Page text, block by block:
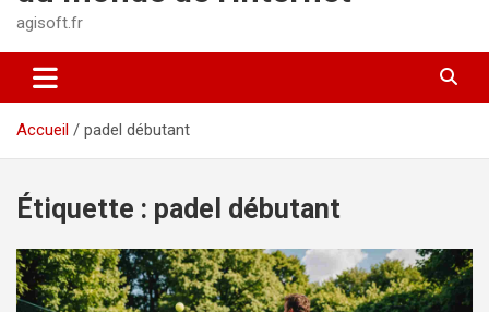
agisoft.fr
Accueil padel débutant
Étiquette : padel débutant